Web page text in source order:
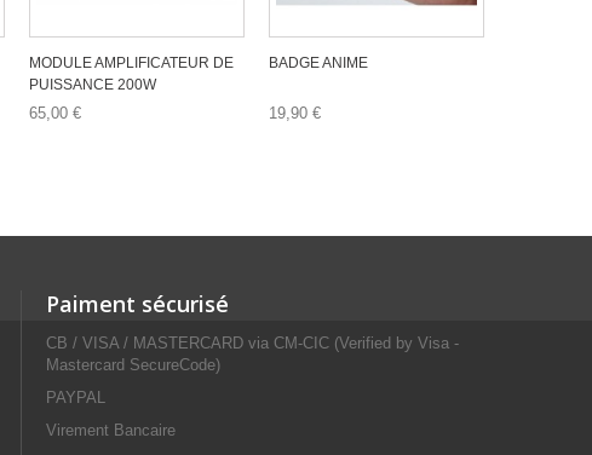
MODULE AMPLIFICATEUR DE
PUISSANCE 200W
65,00 €
BADGE ANIME
19,90 €
Paiment sécurisé
CB / VISA / MASTERCARD via CM-CIC (Verified by Visa -
Mastercard SecureCode)
PAYPAL
Virement Bancaire